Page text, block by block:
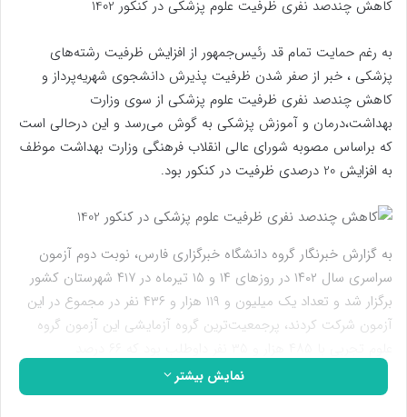
کاهش چندصد نفری ظرفیت علوم پزشکی در کنکور 1402
به رغم حمایت تمام قد رئیس‌جمهور از افزایش ظرفیت رشته‌های
پزشکی ، خبر از صفر شدن ظرفیت پذیرش دانشجوی شهریه‌پرداز و
کاهش چندصد نفری ظرفیت علوم پزشکی از سوی وزارت
بهداشت،‌درمان و آموزش پزشکی به گوش می‌رسد و این درحالی است
که براساس مصوبه شورای عالی انقلاب فرهنگی وزارت بهداشت موظف
به افزایش 20 درصدی ظرفیت در کنکور بود.
به گزارش خبرنگار گروه دانشگاه خبرگزاری فارس، نوبت دوم آزمون
سراسری سال ۱۴۰۲ در روزهای ۱۴ و ۱۵ تیرماه در ۴۱۷ شهرستان کشور
برگزار شد و تعداد یک میلیون و ۱۱۹ هزار و ۴۳۶ نفر در مجموع در این
آزمون شرکت کردند، پرجمعیت‌ترین گروه آزمایشی این آزمون گروه
شرکت‌کنندگان کنکور ۱۴۰۲ را در بر می‌گرفت، این داوطلبان این روزها
منتظر اعلام نتایج و انتخاب رشته تحصیلی هستند.
نمایش بیشتر